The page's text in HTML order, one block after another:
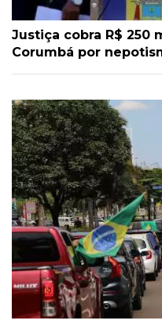
Justiça cobra R$ 250
Corumbá por